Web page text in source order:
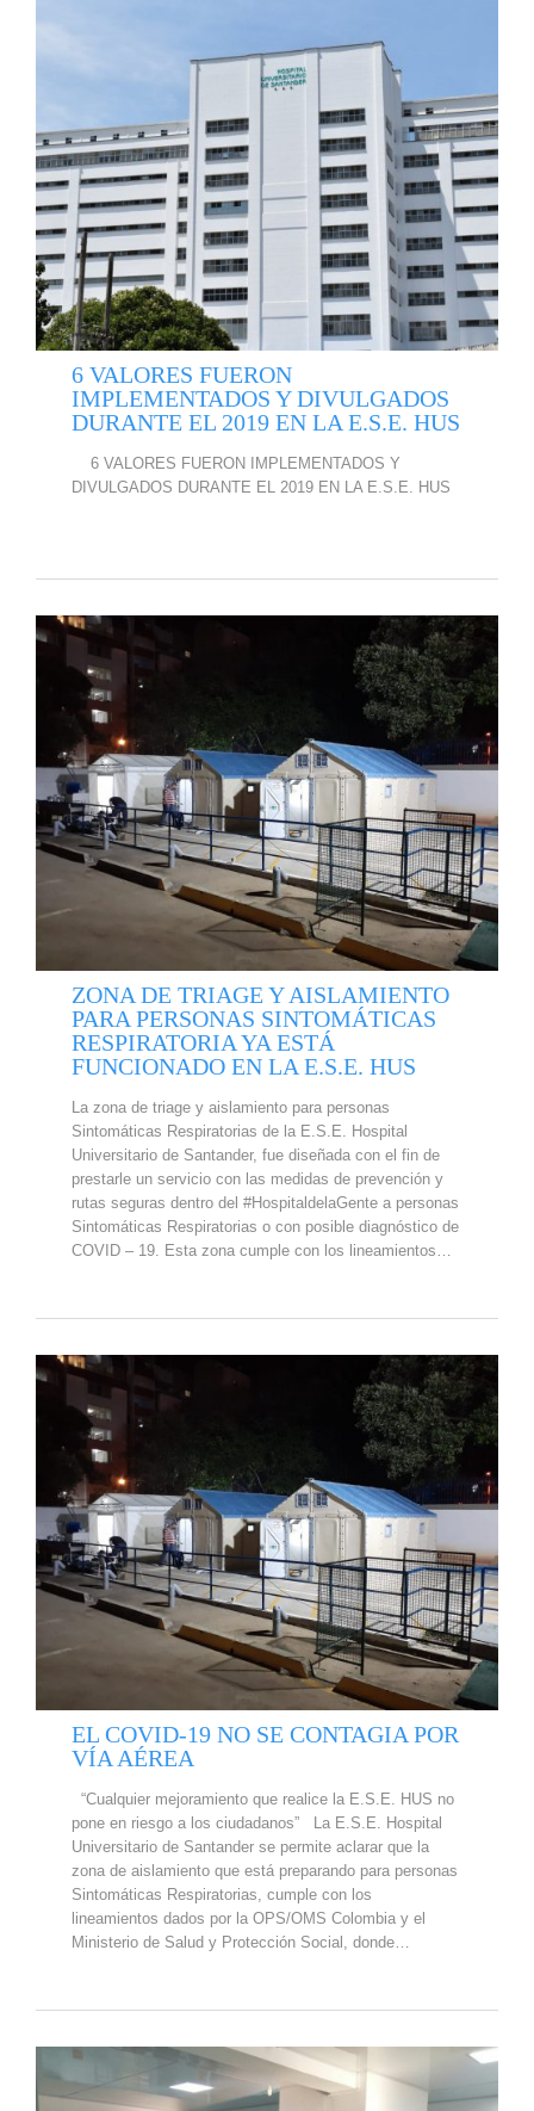
6 VALORES FUERON
IMPLEMENTADOS Y DIVULGADOS
DURANTE EL 2019 EN LA E.S.E. HUS
6 VALORES FUERON IMPLEMENTADOS Y
DIVULGADOS DURANTE EL 2019 EN LA E.S.E. HUS
ZONA DE TRIAGE Y AISLAMIENTO
PARA PERSONAS SINTOMÁTICAS
RESPIRATORIA YA ESTÁ
FUNCIONADO EN LA E.S.E. HUS
La zona de triage y aislamiento para personas
Sintomáticas Respiratorias de la E.S.E. Hospital
Universitario de Santander, fue diseñada con el fin de
prestarle un servicio con las medidas de prevención y
rutas seguras dentro del #HospitaldelaGente a personas
Sintomáticas Respiratorias o con posible diagnóstico de
COVID – 19. Esta zona cumple con los lineamientos…
EL COVID-19 NO SE CONTAGIA POR
VÍA AÉREA
“Cualquier mejoramiento que realice la E.S.E. HUS no
pone en riesgo a los ciudadanos” La E.S.E. Hospital
Universitario de Santander se permite aclarar que la
zona de aislamiento que está preparando para personas
Sintomáticas Respiratorias, cumple con los
lineamientos dados por la OPS/OMS Colombia y el
Ministerio de Salud y Protección Social, donde…